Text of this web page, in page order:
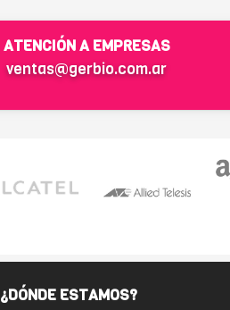
ATENCIÓN A EMPRESAS
ventas@gerbio.com.ar
¿DÓNDE ESTAMOS?